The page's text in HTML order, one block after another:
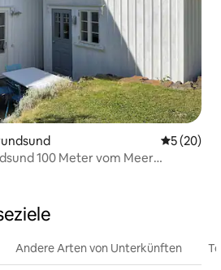
5 (20)
100 Meter vom Meer
Andere Arten von Unterkünften